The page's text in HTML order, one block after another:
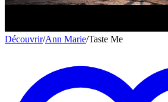
Découvrir/Ann Marie/Taste Me